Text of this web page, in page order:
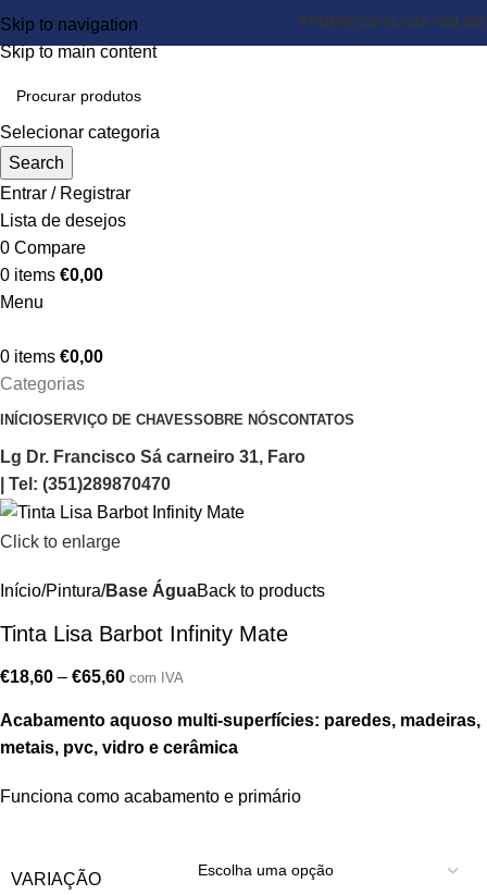
Skip to navigation
Skip to main content
PROMOÇÕES LOJA ONLINE
Selecionar categoria
Search
Entrar / Registrar
Lista de desejos
0 Compare
0 items €0,00
Menu
0 items €0,00
Categorias
INÍCIOSERVIÇO DE CHAVESSOBRE NÓSCONTATOS
Lg Dr. Francisco Sá carneiro 31, Faro
| Tel: (351)289870470
Click to enlarge
Início Pintura Base ÁguaBack to products
Tinta Lisa Barbot Infinity Mate
€18,60 – €65,60 com IVA
Acabamento aquoso multi-superfícies: paredes, madeiras,
metais, pvc, vidro e cerâmica
Funciona como acabamento e primário
VARIAÇÃO